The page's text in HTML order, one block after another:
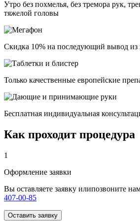
Утро без похмелья, без тремора рук,
тяжелой головы
Скидка 10% на последующий вывод из
Только качественные европейские
Бесплатная индивидуальная
Как проходит процедура
1
Оформление заявки
Вы оставляете заявку илипозвоните
407-00-85
Оставить заявку